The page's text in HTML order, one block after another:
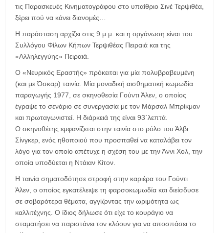
τις Παρασκευές Κινηματογράφου στο υπαίθριο Σινέ Τερψιθέα,
ξέρει πού να κάνει διανομές…
Η παράσταση αρχίζει στις 9 μ.μ. και η οργάνωση είναι του
Συλλόγου Φίλων Κήπων Τερψιθέας Πειραιά και της
«Αλληλεγγύης» Πειραιά.
Ο «Νευρικός Εραστής» πρόκειται για μία πολυβραβευμένη
(και με Όσκαρ) ταινία. Μία μοναδική αισθηματική κωμωδία
παραγωγής 1977, σε σκηνοθεσία Γούντι Άλεν, ο οποίος
έγραψε το σενάριο σε συνεργασία με τον Μάρσαλ Μπρίκμαν
και πρωταγωνιστεί. Η διάρκειά της είναι 93΄λεπτά.
Ο σκηνοθέτης εμφανίζεται στην ταινία στο ρόλο του Άλβι
Σίνγκερ, ενός ηθοποιού που προσπαθεί να καταλάβει τον
λόγο για τον οποίο απέτυχε η σχέση του με την Άννι Χολ, την
οποία υποδύεται η Ντάιαν Κίτον.
Η ταινία σηματοδότησε στροφή στην καριέρα του Γούντι
Άλεν, ο οποίος εγκατέλειψε τη φαρσοκωμωδία και διείσδυσε
σε σοβαρότερα θέματα, αγγίζοντας την ωριμότητα ως
καλλιτέχνης. Ο ίδιος δήλωσε ότι είχε το κουράγιο να
σταματήσει να παριστάνει τον κλόουν για να αποσπάσει το